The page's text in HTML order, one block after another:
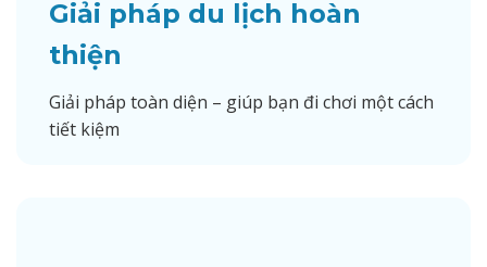
Giải pháp du lịch hoàn
thiện
Giải pháp toàn diện – giúp bạn đi chơi một cách
tiết kiệm